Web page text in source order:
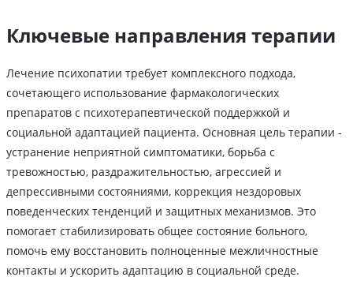
Ключевые направления терапии
Лечение психопатии требует комплексного подхода,
сочетающего использование фармакологических
препаратов с психотерапевтической поддержкой и
социальной адаптацией пациента. Основная цель терапии -
устранение неприятной симптоматики, борьба с
тревожностью, раздражительностью, агрессией и
депрессивными состояниями, коррекция нездоровых
поведенческих тенденций и защитных механизмов. Это
помогает стабилизировать общее состояние больного,
помочь ему восстановить полноценные межличностные
контакты и ускорить адаптацию в социальной среде.